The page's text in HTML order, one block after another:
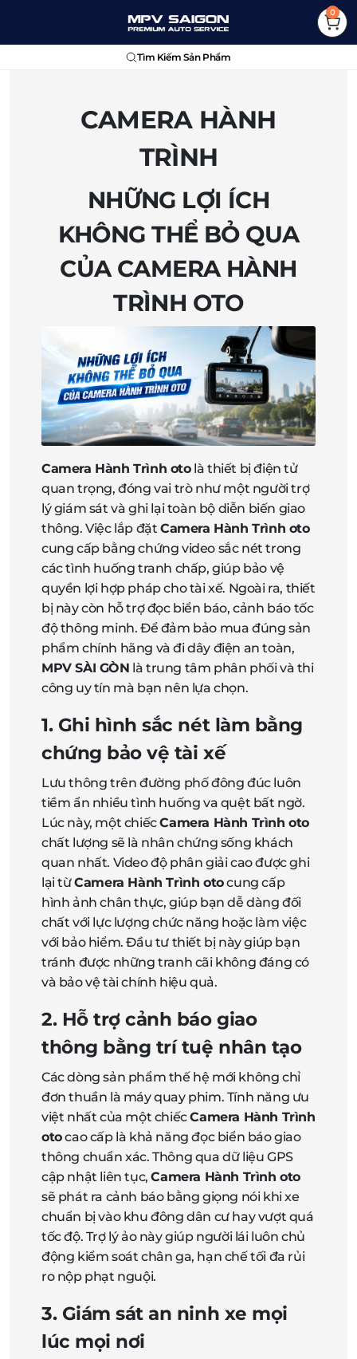
0
Tìm Kiếm Sản Phẩm
CAMERA HÀNH
TRÌNH
NHỮNG LỢI ÍCH
KHÔNG THỂ BỎ QUA
CỦA CAMERA HÀNH
TRÌNH OTO
Camera Hành Trình otolà thiết bị điện tử
quan trọng, đóng vai trò như một người trợ
lý giám sát và ghi lại toàn bộ diễn biến giao
thông. Việc lắp đặt Camera Hành Trình oto
cung cấp bằng chứng video sắc nét trong
các tình huống tranh chấp, giúp bảo vệ
quyền lợi hợp pháp cho tài xế. Ngoài ra, thiết
bị này còn hỗ trợ đọc biển báo, cảnh báo tốc
độ thông minh. Để đảm bảo mua đúng sản
phẩm chính hãng và đi dây điện an toàn,
MPV SÀI GÒN là trung tâm phân phối và thi
công uy tín mà bạn nên lựa chọn.
1. Ghi hình sắc nét làm bằng
chứng bảo vệ tài xế
Lưu thông trên đường phố đông đúc luôn
tiềm ẩn nhiều tình huống va quệt bất ngờ.
Lúc này, một chiếcCamera Hành Trình oto
chất lượng sẽ là nhân chứng sống khách
quan nhất. Video độ phân giải cao được ghi
lại từCamera Hành Trình otocung cấp
hình ảnh chân thực, giúp bạn dễ dàng đối
chất với lực lượng chức năng hoặc làm việc
với bảo hiểm. Đầu tư thiết bị này giúp bạn
tránh được những tranh cãi không đáng có
và bảo vệ tài chính hiệu quả.
2. Hỗ trợ cảnh báo giao
thông bằng trí tuệ nhân tạo
Các dòng sản phẩm thế hệ mới không chỉ
đơn thuần là máy quay phim. Tính năng ưu
việt nhất của một chiếcCamera Hành Trình
otocao cấp là khả năng đọc biển báo giao
thông chuẩn xác. Thông qua dữ liệu GPS
cập nhật liên tục,Camera Hành Trình oto
sẽ phát ra cảnh báo bằng giọng nói khi xe
chuẩn bị vào khu đông dân cư hay vượt quá
tốc độ. Trợ lý ảo này giúp người lái luôn chủ
động kiểm soát chân ga, hạn chế tối đa rủi
ro nộp phạt nguội.
3. Giám sát an ninh xe mọi
lúc mọi nơi